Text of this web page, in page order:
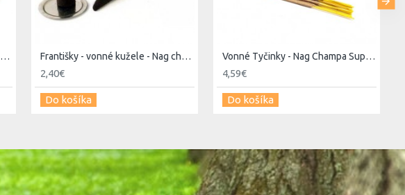
Františky - vonné kužele - Nag champa Františky - vonné kužele - Nag champa super hit
2,40€
Do košíka
Vonné Tyčinky - Nag Champa Super Hit 40g - Satya
4,59€
Do košíka